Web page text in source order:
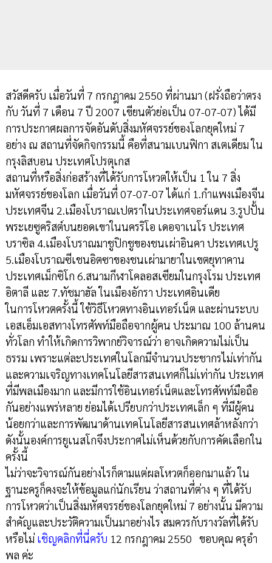
สวัสดีครับ เมื่อวันที่ 7 กรกฎาคม 2550 ที่ผ่านมา (ฝรั่งถือว่าตรง
กับ วันที่ 7 เดือน 7 ปี 2007 เขียนตัวย่อเป็น 07-07-07) ได้มี
การประกาศผลการจัดอันดับสิ่งมหัศจรรย์ของโลกยุคใหม่ 7
อย่าง ณ สถานที่จัดกิจกรรมนี้ คือที่สนามเบนฟิกา สเตเดียม ใน
กรุงลิสบอน ประเทศโปรตุเกส
สถานที่หรือสิ่งก่อสร้างที่ได้รับการโหวตให้เป็น 1 ใน 7 สิ่ง
มหัศจรรย์ของโลก เมื่อวันที่ 07-07-07 ได้แก่ 1.กำแพงเมืองจีน
ประเทศจีน 2.เมืองโบราณเปตราในประเทศจอร์แดน 3.รูปปั้น
พระเยซูคริสต์บนยอดเขาในนครริโอ เดอจาเนโร ประเทศ
บราซิล 4.เมืองโบราณมาชูปิกชูของชนเผ่าอินคา ประเทศเปรู
5.เมืองโบราณซีเชนอิตซาของชนเผ่ามายาในเขตยุทาคาน
ประเทศเม็กซิโก 6.สนามกีฬาโคลอสเซียมในกรุงโรม ประเทศ
อิตาลี และ 7.ทัชมาฮัล ในเมืองอักรา ประเทศอินเดีย
ในการโหวตครั้งนี้ ใช้วิธีโหวตทางอินเทอร์เน็ต และผ่านระบบ
เอสเอ็มเอสทางโทรศัพท์มือถือจากผู้คน ประมาณ 100 ล้านคน
ทั่วโลก ทำให้เกิดการวิพากย์วิจารณ์ว่า อาจเกิดความไม่เป็น
ธรรม เพราะแต่ละประเทศในโลกมีจำนวนประชากรไม่เท่ากัน
และความเจริญทางเทคโนโลยีสารสนเทศก็ไม่เท่ากัน ประเทศ
ที่มีพลเมืองมาก และมีการใช้อินเทอร์เน็ตและโทรศัพท์มือถือ
กันอย่างแพร่หลาย ย่อมได้เปรียบกว่าประเทศเล็ก ๆ ที่มีผู้คน
น้อยกว่าและการพัฒนาด้านเทคโนโลยีสารสนเทศล้าหลังกว่า
ดังนั้นองค์การยูเนสโกจึงประกาศไม่เห็นด้วยกับการคัดเลือกใน
ครั้งนี้
ไม่ว่าจะวิจารณ์กันอย่างไรก็ตามแต่ผลโหวตก็ออกมาแล้ว ใน
ฐานะครูก็คงจะให้ข้อมูลแก่นักเรียน ว่าสถานที่ต่าง ๆ ที่ได้รับ
การโหวตว่าเป็นสิ่งมหัศจรรย์ของโลกยุคใหม่ 7 อย่างนั้น มีความ
สำคัญและประวัติความเป็นมาอย่างไร สมควรกับรางวัลที่ได้รับ
หรือไม่ เชิญคลิกที่นี่ครับ 12 กรกฎาคม 2550 ขอบคุณ ครุอำ
พล ค่ะ